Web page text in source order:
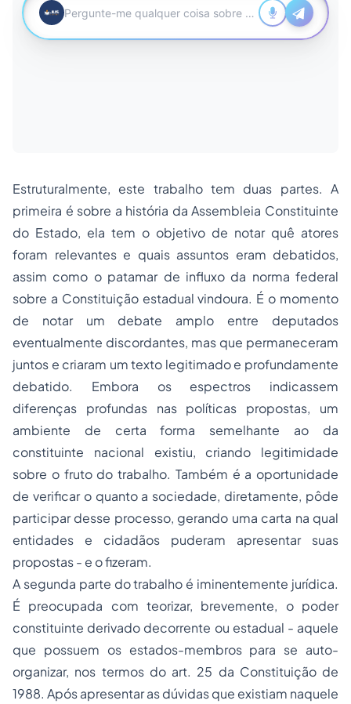
Estruturalmente, este trabalho tem duas partes. A
primeira é sobre a história da Assembleia Constituinte
do Estado, ela tem o objetivo de notar quê atores
foram relevantes e quais assuntos eram debatidos,
assim como o patamar de influxo da norma federal
sobre a Constituição estadual vindoura. É o momento
de notar um debate amplo entre deputados
eventualmente discordantes, mas que permaneceram
juntos e criaram um texto legitimado e profundamente
debatido. Embora os espectros indicassem
diferenças profundas nas políticas propostas, um
ambiente de certa forma semelhante ao da
constituinte nacional existiu, criando legitimidade
sobre o fruto do trabalho. Também é a oportunidade
de verificar o quanto a sociedade, diretamente, pôde
participar desse processo, gerando uma carta na qual
entidades e cidadãos puderam apresentar suas
propostas - e o fizeram.
A segunda parte do trabalho é iminentemente jurídica.
É preocupada com teorizar, brevemente, o poder
constituinte derivado decorrente ou estadual - aquele
que possuem os estados-membros para se auto-
organizar, nos termos do art. 25 da Constituição de
1988. Após apresentar as dúvidas que existiam naquele